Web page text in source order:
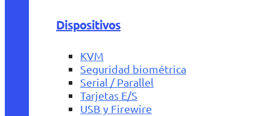
Dispositivos
KVM
Seguridad biométrica
Serial / Parallel
Tarjetas E/S
USB y Firewire